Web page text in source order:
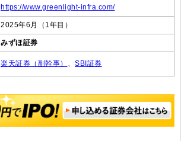
https://www.greenlight-infra.com/
2025年6月（1年目）
みずほ証券
楽天証券（副幹事） 、 SBI証券